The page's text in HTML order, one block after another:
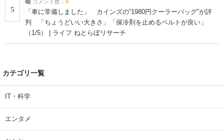
5
コメント数： 4
「車に常備しました」 カインズの“1980円クーラーバッグ”が評
判 「ちょうどいい大きさ」「保冷剤を止めるベルトが良い」
（1/5） | ライフ ねとらぼリサーチ
カテゴリ一覧
IT・科学
エンタメ